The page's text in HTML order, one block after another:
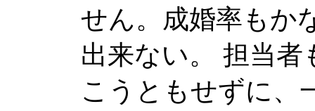
せん。成婚率もか
出来ない。 担当
こうともせずに、